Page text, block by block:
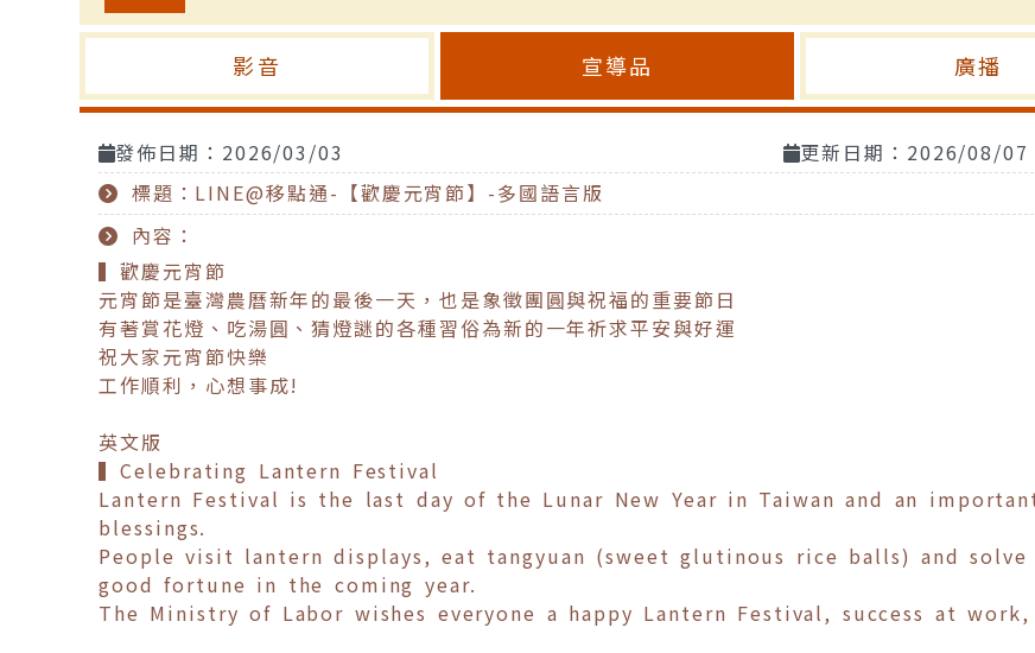
影音 宣導品 廣播
發佈日期：2026/03/03
更新日期：2026/08/07
標題：LINE@移點通-【歡慶元宵節】-多國語言版
內容：
▍歡慶元宵節
元宵節是臺灣農曆新年的最後一天，也是象徵團圓與祝福的重要節日
有著賞花燈、吃湯圓、猜燈謎的各種習俗為新的一年祈求平安與好運
祝大家元宵節快樂
工作順利，心想事成!
英文版
▍Celebrating Lantern Festival
Lantern Festival is the last day of the Lunar New Year in Taiwan and an
blessings.
People visit lantern displays, eat tangyuan (sweet glutinous rice balls) and
good fortune in the coming year.
The Ministry of Labor wishes everyone a happy Lantern Festival, success at